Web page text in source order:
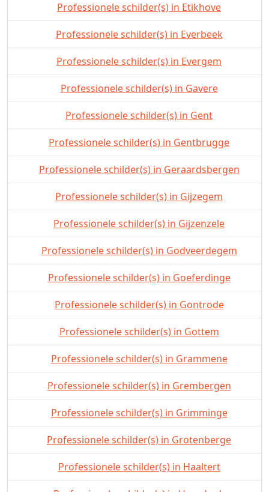
Professionele schilder(s) in Etikhove
Professionele schilder(s) in Everbeek
Professionele schilder(s) in Evergem
Professionele schilder(s) in Gavere
Professionele schilder(s) in Gent
Professionele schilder(s) in Gentbrugge
Professionele schilder(s) in Geraardsbergen
Professionele schilder(s) in Gijzegem
Professionele schilder(s) in Gijzenzele
Professionele schilder(s) in Godveerdegem
Professionele schilder(s) in Goeferdinge
Professionele schilder(s) in Gontrode
Professionele schilder(s) in Gottem
Professionele schilder(s) in Grammene
Professionele schilder(s) in Grembergen
Professionele schilder(s) in Grimminge
Professionele schilder(s) in Grotenberge
Professionele schilder(s) in Haaltert